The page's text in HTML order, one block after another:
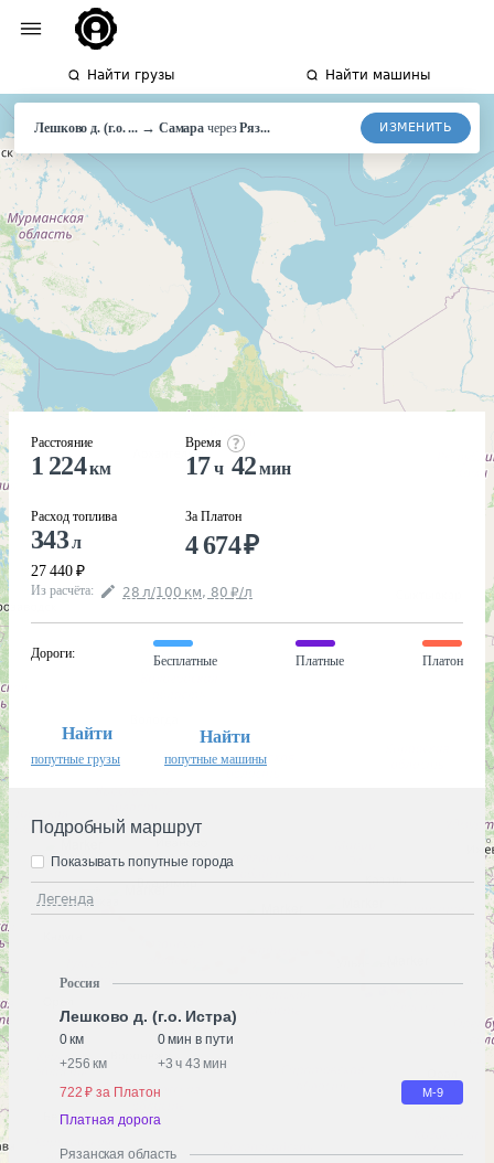
Найти грузы Найти машины
Лешково д. (г.о. ... → Самара через Ряз... ИЗМЕНИТЬ
Расстояние
1 224км
Расход топлива
343л
27 440 ₽
Время
17ч 42 мин
За Платон
4 674₽
Из расчёта: 28 л/100 км, 80 ₽/л
Дороги:
Бесплатные Платные Платон
Найти
попутные грузы
Найти
попутные машины
Подробный маршрут
Легенда
Показывать попутные города
Россия
Лешково д. (г.о. Истра)
0 км
0 мин в пути
+256 км +3 ч 43 мин
722 ₽ за Платон
М-9
Платная дорога
Рязанская область